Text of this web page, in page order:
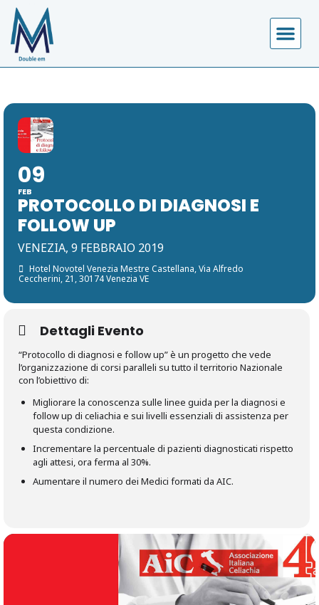
09
FEB
PROTOCOLLO DI DIAGNOSI E
FOLLOW UP
VENEZIA, 9 FEBBRAIO 2019
Hotel Novotel Venezia Mestre Castellana, Via Alfredo
Ceccherini, 21, 30174 Venezia VE
Dettagli Evento
“Protocollo di diagnosi e follow up” è un progetto che vede
l’organizzazione di corsi paralleli su tutto il territorio Nazionale
con l’obiettivo di:
Migliorare la conoscenza sulle linee guida per la diagnosi e
follow up di celiachia e sui livelli essenziali di assistenza per
questa condizione.
Incrementare la percentuale di pazienti diagnosticati rispetto
agli attesi, ora ferma al 30%.
Aumentare il numero dei Medici formati da AIC.